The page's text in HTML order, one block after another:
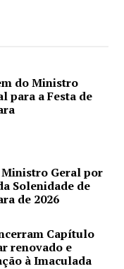
do Ministro
para a Festa de
Ministro Geral por
Solenidade de
de 2026
Capítulo
renovado e
à Imaculada